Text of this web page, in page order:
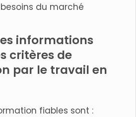
du marché
informations
critères de
par le travail en
fiables sont :